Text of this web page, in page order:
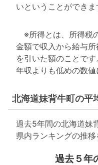
いということができま
※所得とは、所得税
金額で収入から給与
を引いた額のことで
年収よりも低めの数値
北海道妹背牛町の平
過去5年間の北海道妹
県内ランキングの推移
過去５年